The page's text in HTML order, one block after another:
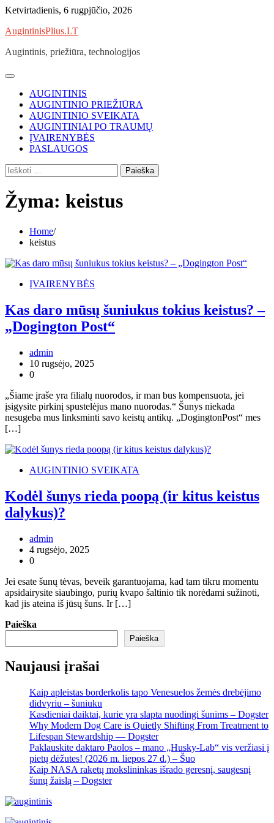
Skip
content
Ketvirtadienis, 6 rugpjūčio, 2026
AugintinisPlius.LT
Augintinis, priežiūra, technologijos
AUGINTINIS
AUGINTINIO PRIEŽIŪRA
AUGINTINIO SVEIKATA
AUGINTINIAI PO TRAUMŲ
ĮVAIRENYBĖS
PASLAUGOS
Ieškoti:
Žyma: keistus
Home
keistus
ĮVAIRENYBĖS
Kas daro mūsų šuniukus tokius keistus? –
„Dogington Post“
admin
10 rugsėjo, 2025
0
„Šiame įraše yra filialų nuorodos, ir man bus kompensuota, jei
įsigysite pirkinį spustelėjus mano nuorodas.“ Šunys niekada
nesugeba mus linksminti savo keistų antikų. „DogingtonPost“ mes
[…]
AUGINTINIO SVEIKATA
Kodėl šunys rieda poopą (ir kitus keistus
dalykus)?
admin
4 rugsėjo, 2025
0
Jei esate šunų tėvas, beveik garantuojama, kad tam tikru momentu
apsidairysite siaubingo, purių kvapo šaltinio tik norėdami sužinoti,
kad jis ateina iš jūsų šuns. Ir […]
Paieška
Paieška
Naujausi įrašai
Kaip apleistas borderkolis tapo Venesuelos žemės drebėjimo
didvyriu – šuniuku
Kasdieniai daiktai, kurie yra slapta nuodingi šunims – Dogster
Why Modern Dog Care is Quietly Shifting From Treatment to
Lifespan Stewardship — Dogster
Paklauskite daktaro Paolos – mano „Husky-Lab“ vis veržiasi į
pietų dėžutes! (2026 m. liepos 27 d.) – Šuo
Kaip NASA raketų mokslininkas išrado geresnį, saugesnį
šunų žaislą – Dogster